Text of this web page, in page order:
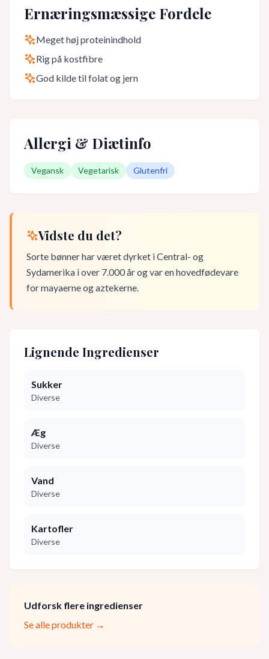
Ernæringsmæssige Fordele
Meget høj proteinindhold
Rig på kostfibre
God kilde til folat og jern
Allergi & Diætinfo
Vegansk Vegetarisk Glutenfri
Vidste du det?
Sorte bønner har været dyrket i Central- og
Sydamerika i over 7.000 år og var en hovedfødevare
for mayaerne og aztekerne.
Lignende Ingredienser
Sukker
Diverse
Æg
Diverse
Vand
Diverse
Kartofler
Diverse
Udforsk flere ingredienser
Se alle produkter →